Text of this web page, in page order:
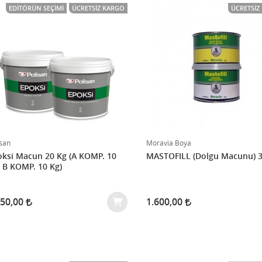
EDITÖRÜN SEÇIMI ÜCRETSIZ KARGO
Macun 20 Kg (A KOMP. 10
KOMP. 10 Kg)
Moravia Boya
MASTOFILL (Dolgu Macunu)
1.600,00